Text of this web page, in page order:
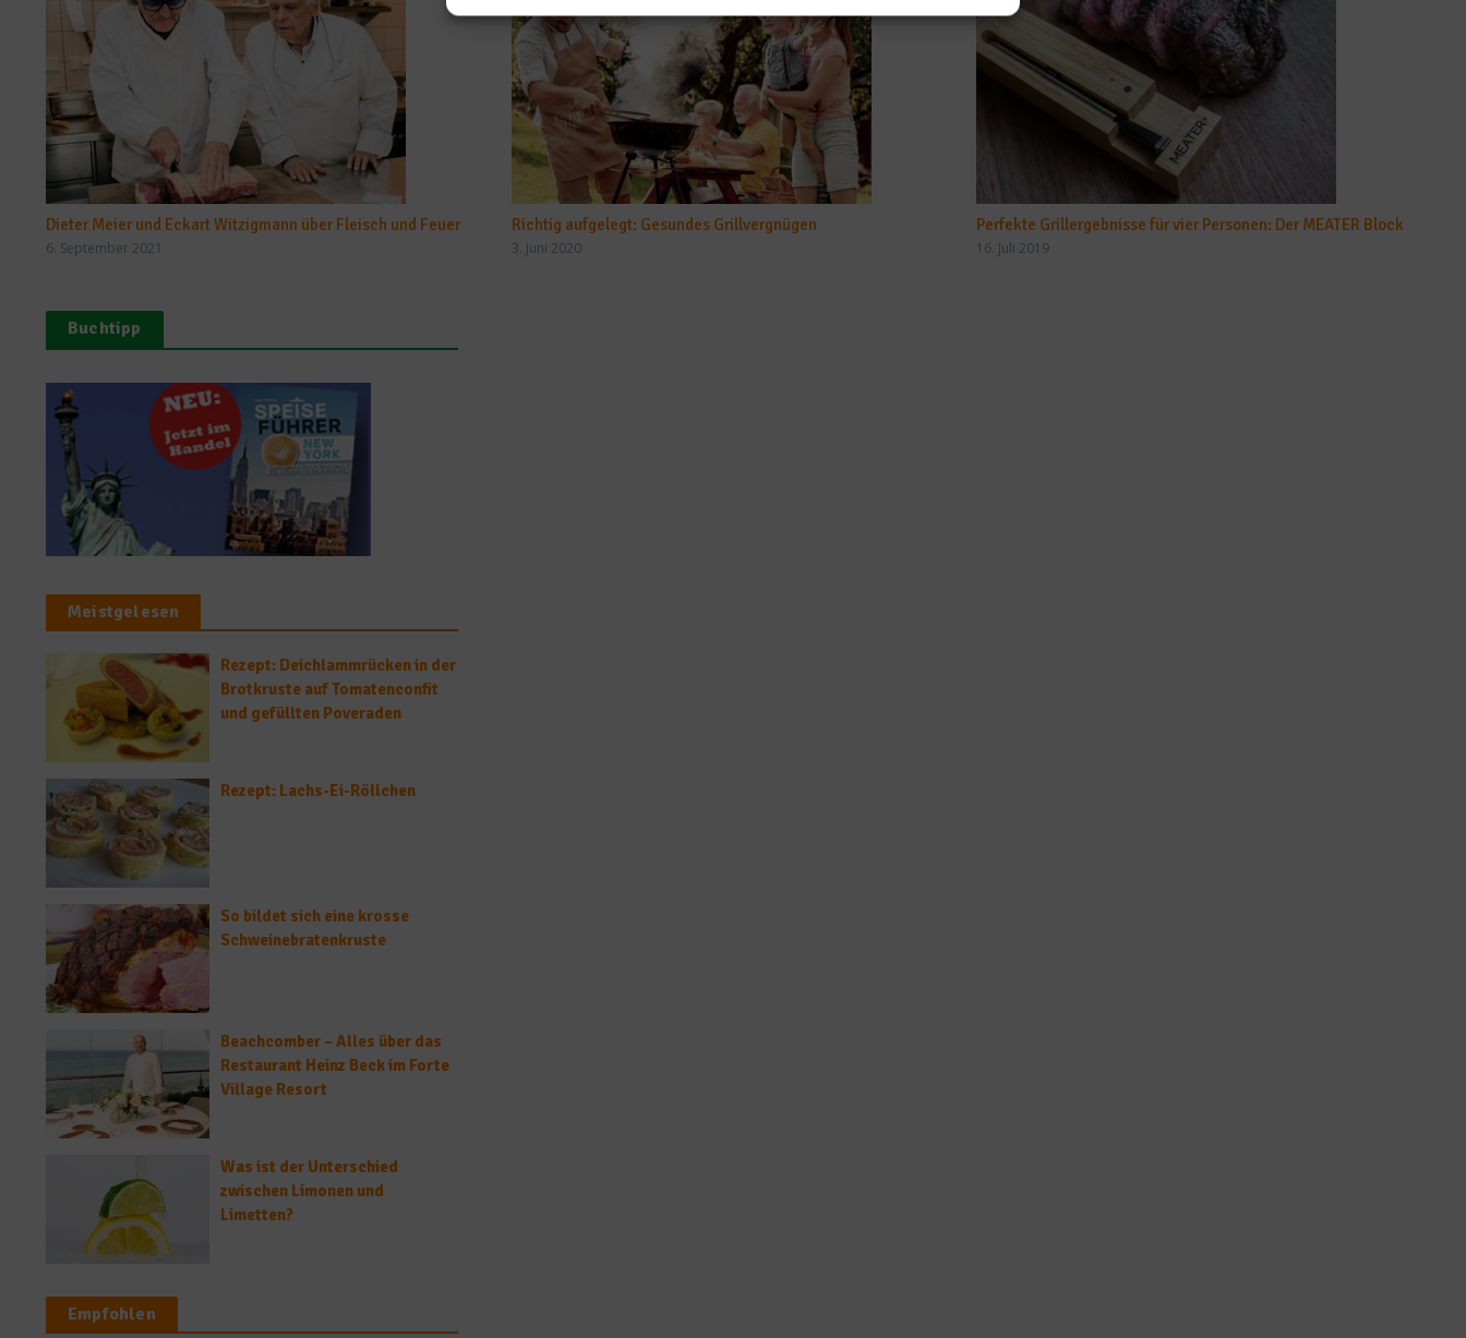
Dieter Meier und Eckart Witzigmann über Fleisch und Feuer
6. September 2021
Richtig aufgelegt: Gesundes Grillvergnügen
3. Juni 2020
Perfekte Grillergebnisse für vier Personen: Der MEATER Block
16. Juli 2019
Buchtipp
Meistgelesen
Rezept: Deichlammrücken in der
Brotkruste auf Tomatenconfit
und gefüllten Poveraden
Rezept: Lachs-Ei-Röllchen
So bildet sich eine krosse
Schweinebratenkruste
Beachcomber – Alles über das
Restaurant Heinz Beck im Forte
Village Resort
Was ist der Unterschied
zwischen Limonen und
Limetten?
Empfohlen